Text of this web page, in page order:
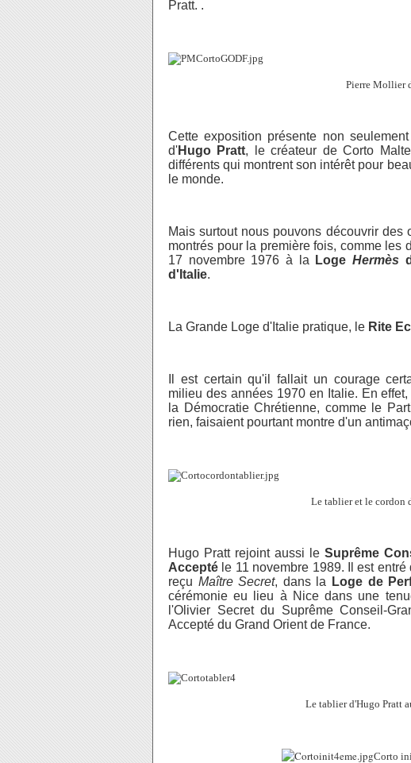
Pratt. .
Pierre Mollier
Cette exposition présente non
d'Hugo Pratt, le créateur de Corto
différents qui montrent son intérêt pour
le monde.
Mais surtout nous pouvons découvrir
montrés pour la première fois, comme les
17 novembre 1976 à la
Loge Hermès
d'Italie.
La Grande Loge d'Italie pratique, le Rite
Il est certain qu'il fallait un courage
milieu des années 1970 en Italie. En
la Démocratie Chrétienne, comme le
rien, faisaient pourtant montre d'un
Le tablier et le cordon
Hugo Pratt rejoint aussi le Suprême
Accepté le 11 novembre 1989. Il est
reçu Maître Secret, dans la Loge de
cérémonie eu lieu à Nice dans une
l'Olivier Secret du Suprême Conseil-
Accepté du Grand Orient de France.
Le tablier d'Hugo Pratt
Corto